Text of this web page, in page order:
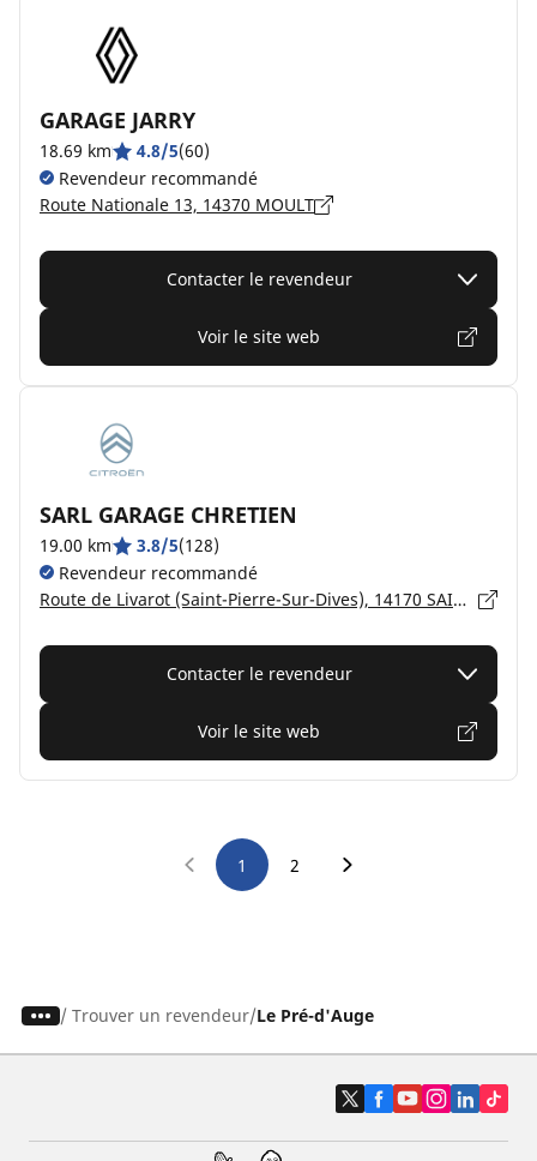
GARAGE JARRY
18.69 km 4.8/5(60)
Revendeur recommandé
Route Nationale 13, 14370 MOULT
Contacter le revendeur
Voir le site web
SARL GARAGE CHRETIEN
19.00 km 3.8/5(128)
Revendeur recommandé
Route de Livarot (Saint-Pierre-Sur-Dives), 14170 SAINT-PIERRE-EN-AUGE
Contacter le revendeur
Voir le site web
1 2
/ Trouver un revendeur Le Pré-d'Auge